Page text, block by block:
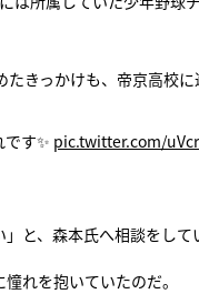
きっかけも、帝京高校
す✨ pic.twitter.com/
と、森本氏へ相談をして
れを抱いていたのだ。